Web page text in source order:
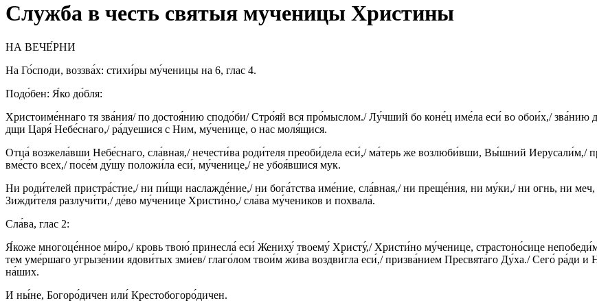
Служба в честь святыя мученицы Христины
НА ВЕЧЕ́РНИ
На Го́споди, воззва́х: стихи́ры му́ченицы на 6, глас 4.
Подо́бен: Я́ко до́бля:
Христоиме́ннаго тя зва́ния/ по достоя́нию сподо́би/ Стро́яй вся про́мыслом./ Лу́чший бо коне́ц име́ла еси́ во обои́х,/ зва́нию
дщи Царя́ Небе́снаго,/ ра́дуешися с Ним, му́ченице, о нас моля́щися.
Отца́ возжела́вши Небе́снаго, сла́вная,/ нечести́ва роди́теля преоби́дела еси́,/ ма́терь же возлюби́вши, Вы́шний Иерусали́м,/
вме́сто всех,/ посе́м ду́шу положи́ла еси́, му́ченице,/ не убоя́вшися мук.
Ни роди́телей пристра́стие,/ ни пи́щи наслажде́ние,/ ни бога́тства име́ние, сла́вная,/ ни преще́ния, ни му́ки,/ ни огнь, ни
Зижди́теля разлучи́ти,/ де́во му́ченице Христи́но,/ сла́ва му́чеников и похвала́.
Сла́ва, глас 2:
Я́коже многоце́нное ми́ро,/ кровь твою́ принесла́ еси́ Жениху́ твоему́ Христу́,/ Христи́но му́ченице, страстоно́сице
тем уме́ршаго угрызе́нии ядови́тых зми́ев/ глаго́лом твои́м жи́ва воздви́гла еси́,/ призва́нием Пресвята́го Ду́ха./ Сего́ ра́ди
на́ших.
И ны́не, Богоро́дичен или́ Крестобогоро́дичен.